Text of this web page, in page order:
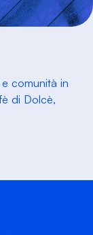
comunità in
di Dolcè,